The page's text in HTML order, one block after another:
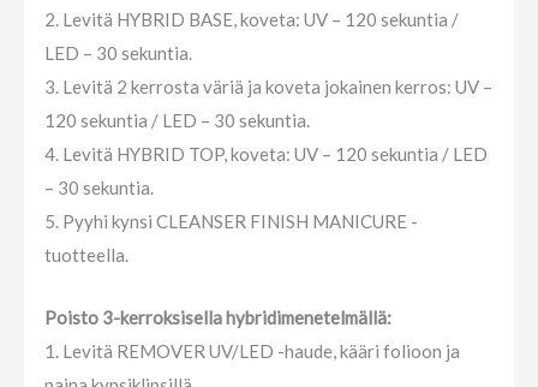
2. Levitä HYBRID BASE, koveta: UV – 120 sekuntia /
LED – 30 sekuntia.
3. Levitä 2 kerrosta väriä ja koveta jokainen kerros: UV –
120 sekuntia / LED – 30 sekuntia.
4. Levitä HYBRID TOP, koveta: UV – 120 sekuntia / LED
– 30 sekuntia.
5. Pyyhi kynsi CLEANSER FINISH MANICURE -
tuotteella.
Poisto 3-kerroksisella hybridimenetelmällä:
1. Levitä REMOVER UV/LED -haude, kääri folioon ja